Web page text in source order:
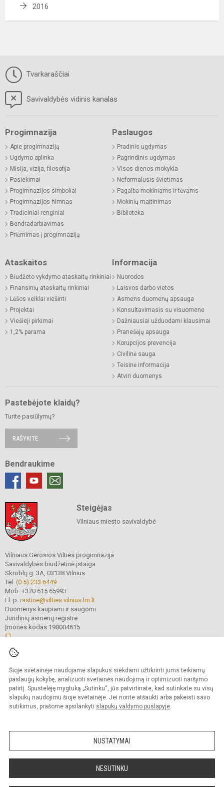
Šioje svetainėje naudojame slapukus siekdami užtikrinti jums teikiamų
paslaugų kokybę, analizuoti svetainės naudojimą ir optimizuoti naršymo
patirtį. Spustelėję mygtuką „Sutinku“, jūs patvirtinate, kad sutinkate su visų
slapukų naudojimu šioje svetainėje. Jei norite atšaukti arba pakeisti savo
sutikimus, prašome apsilankyti slapukų valdymo puslapyje.
NUSTATYMAI
NESUTINKU
2016
Tvarkaraščiai
Savivaldybės vidinis kanalas
Progimnazija
Apie progimnaziją
Ugdymo aplinka
Misija, vizija, filosofija
Pasiekimai
Progimnazijos simboliai
Progimnazijos himnas
Tradiciniai renginiai
Bendradarbiavimas
Priėmimas į progimnaziją
Paslaugos
Pradinis ugdymas
Pagrindinis ugdymas
Visos dienos mokykla
Neformalusis švietimas
Pagalba mokiniams ir tėvams
Mokinių maitinimas
Biblioteka
Ataskaitos
Biudžeto vykdymo ataskaitų rinkiniai
Finansinių ataskaitų rinkiniai
Lėšos veiklai viešinti
Projektai
Viešieji pirkimai
1,2% parama
Informacija
Nuorodos
Laisvos darbo vietos
Asmens duomenų apsauga
Konsultavimasis su visuomene
Dažniausiai užduodami klausimai
Pranešėjų apsauga
Korupcijos prevencija
Civilinė sauga
Teisinė informacija
Atviri duomenys
Pastebėjote klaidų?
Turite pasiūlymų?
RAŠYKITE
Bendraukime
Steigėjas
Vilniaus miesto savivaldybė
Vilniaus Gerosios Vilties progimnazija
Savivaldybės biudžetinė įstaiga
Skroblų g. 3A, 03138 Vilnius
Tel. (0 5) 233 6449
Mob. +370 615 65993
El. p. rastine@vilties.vilnius.lm.lt
Duomenys kaupiami ir saugomi
Juridinių asmenų registre
Įmonės kodas 190004615
Kopijuoti turinį be raštiško progimnazijos administracijos sutikimo griežtai
draudžiama.
Prieinamumo paraiška Slapukų valdymas
Sumanus būdas atnaujinti